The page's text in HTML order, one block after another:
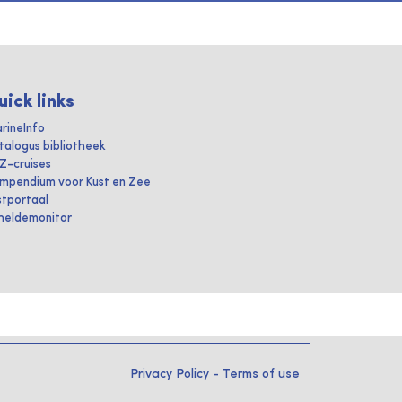
links
bibliotheek
cruises
voor Kust en Zee
Privacy Policy - Terms of use